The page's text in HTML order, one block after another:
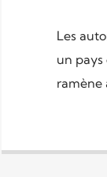
Les
un pays
ramène